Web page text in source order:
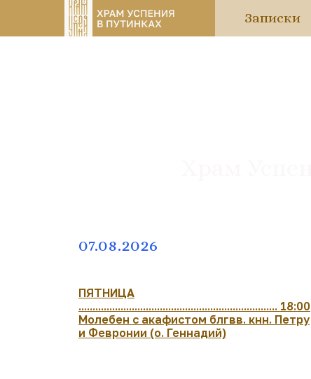
Записки
07.08.2026
ПЯТНИЦА
....................................................................... 18:00
Молебен с акафистом блгвв. кнн. Петру
и Февронии (о. Геннадий)